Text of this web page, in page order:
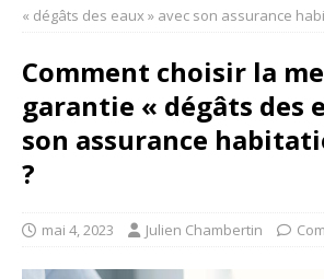
« dégâts des eaux » avec son assurance
Comment choisir la
garantie « dégâts des
son assurance
?
mai 4, 2023 Julien Chambertin